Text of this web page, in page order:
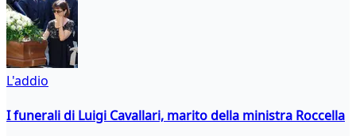
L'addio
I funerali di Luigi Cavallari, marito della ministra Roccella